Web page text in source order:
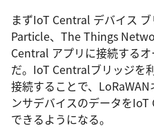
まずIoT Central デバイス ブ
Particle、The Things
Central アプリに接続する
だ。 IoT Centralブリッジを
接続することで、
ンサデバイスのデータを
できるようになる。